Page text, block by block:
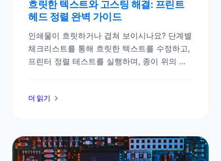
흐릿한 텍스트와 고스팅 해결: 프린트
헤드 정렬 완벽 가이드
인쇄물이 흐릿하거나 겹쳐 보이시나요? 단계별
체크리스트를 통해 흐릿한 텍스트를 수정하고,
프린터 정렬 테스트를 실행하며, 종이 위의 고
더 읽기